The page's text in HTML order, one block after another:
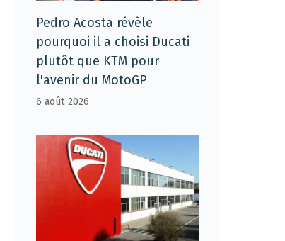
Pedro Acosta révèle
pourquoi il a choisi Ducati
plutôt que KTM pour
l'avenir du MotoGP
6 août 2026